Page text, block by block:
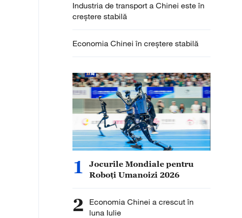
Industria de transport a Chinei este în
creștere stabilă
Economia Chinei în creștere stabilă
1
Jocurile Mondiale pentru
Roboți Umanoizi 2026
2
Economia Chinei a crescut în
luna Iulie